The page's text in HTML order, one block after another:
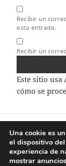
Recibir un
esta entrada.
Recibir un
Este sitio usa
cómo se
Navegación
entradas
Entrada
anterior:
Bacalao
SIGUIENTE
Una cookie es
el dispositivo
experiencia de
mostrar